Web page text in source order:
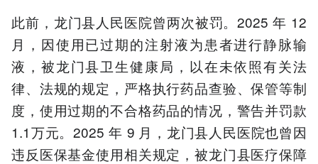
此前，龙门县人民医院曾两次被罚。2025 年 12
月，因使用已过期的注射液为患者进行静脉输
液，被龙门县卫生健康局，以在未依照有关法
律、法规的规定，严格执行药品查验、保管等制
度，使用过期的不合格药品的情况，警告并罚款
1.1万元。2025 年 9 月，龙门县人民医院也曾因
违反医保基金使用相关规定，被龙门县医疗保障